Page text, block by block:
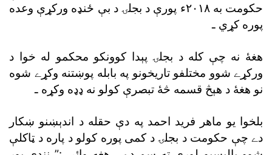
حکومت به ٢٠١٨ء پورې د بجلۍ د بې ځنډه ورکړې وعده
پوره کړي ـ
هغۀ نه چې کله د بجلۍ پېدا کوونکو محکمو له خوا د
ورکړے شوو مختلفو تاريخونو په بابله پوښتنه وکړے شوه
نو هغۀ د هېڅ قسمه څۀ تبصرې کولو نه ډډه وکړه ـ
بلخوا يو ماهر فريد احمد په دې حقله د اندېښنو ښکار
دے چې حکومت د بجلۍ د کمى پوره کولو د پاره د ټاکلې